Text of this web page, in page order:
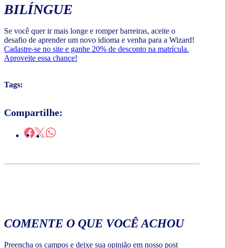
BILÍNGUE
Se você quer ir mais longe e romper barreiras, aceite o
desafio de aprender um novo idioma e venha para a Wizard!
Cadastre-se no site e ganhe 20% de desconto na matrícula.
Aproveite essa chance!
Tags:
Compartilhe:
COMENTE O QUE VOCÊ ACHOU
Preencha os campos e deixe sua opinião em nosso post